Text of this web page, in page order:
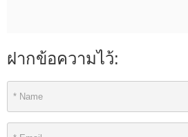
ฝากข้อความไว้: